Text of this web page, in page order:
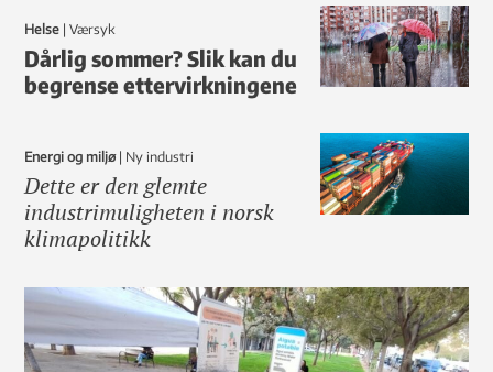
Helse | Værsyk
Dårlig sommer? Slik kan du
begrense ettervirkningene
Energi og miljø | ny industri
Dette er den glemte
industrimuligheten i norsk
klimapolitikk